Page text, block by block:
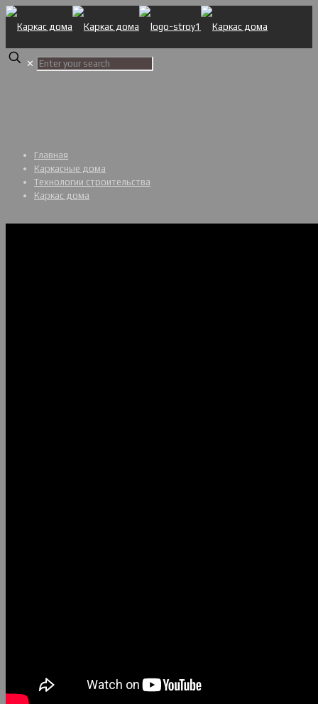
✕
Главная
Каркасные дома
Технологии строительства
Каркас дома